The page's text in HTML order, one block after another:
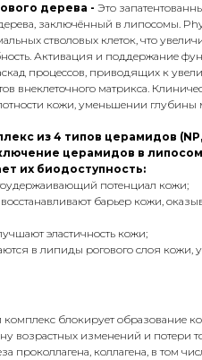
дерева - Это
заключённый в липосомы.
стволовых клеток, что
Активация и поддержание
процессов, приводящих к
внеклеточного матрикса.
кожи, уменьшении
из 4 типов церамидов (NP,
церамидов в
их биодоступность:
потенциал кожи;
барьер кожи,
эластичность кожи;
в липиды рогового слоя кожи,
блокирует образование
возрастных изменений и потери
проколлагена, коллагена, в том